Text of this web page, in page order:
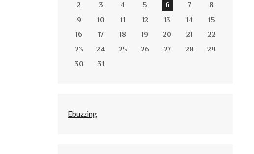
2
3 4 5 6 7
8
9
10 11 12 13 14
15
16
17 18 19 20 21
22
23
24 25 26 27 28
29
30
31
Ebuzzing